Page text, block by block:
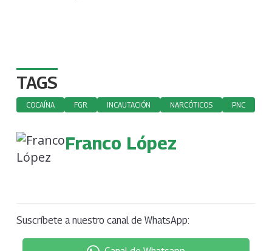
TAGS
COCAÍNA FGR INCAUTACIÓN NARCÓTICOS PNC
Franco López
Suscríbete a nuestro canal de WhatsApp: